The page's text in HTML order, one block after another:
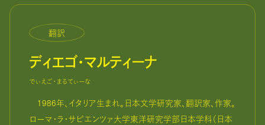
翻訳
ディエゴ・マルティーナ
でぃえご・まるてぃーな
1986年、イタリア生まれ。日本文学研究家、翻訳家、作家。
ローマ・ラ・サピエンツァ大学東洋研究学部日本学科（日本